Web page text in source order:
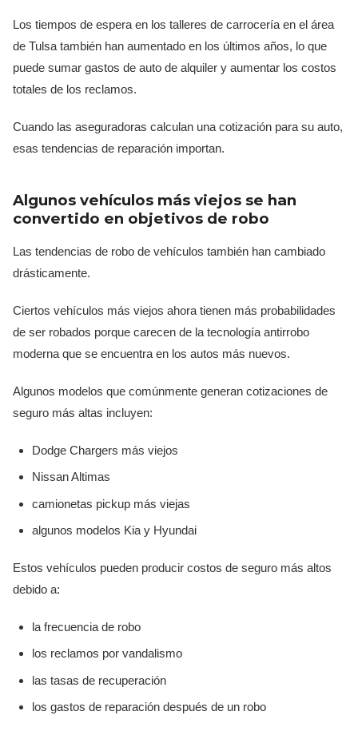
Los tiempos de espera en los talleres de carrocería en el área
de Tulsa también han aumentado en los últimos años, lo que
puede sumar gastos de auto de alquiler y aumentar los costos
totales de los reclamos.
Cuando las aseguradoras calculan una cotización para su auto,
esas tendencias de reparación importan.
Algunos vehículos más viejos se han
convertido en objetivos de robo
Las tendencias de robo de vehículos también han cambiado
drásticamente.
Ciertos vehículos más viejos ahora tienen más probabilidades
de ser robados porque carecen de la tecnología antirrobo
moderna que se encuentra en los autos más nuevos.
Algunos modelos que comúnmente generan cotizaciones de
seguro más altas incluyen:
Dodge Chargers más viejos
Nissan Altimas
camionetas pickup más viejas
algunos modelos Kia y Hyundai
Estos vehículos pueden producir costos de seguro más altos
debido a:
la frecuencia de robo
los reclamos por vandalismo
las tasas de recuperación
los gastos de reparación después de un robo